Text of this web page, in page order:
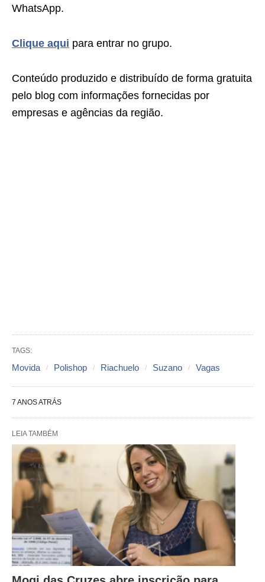
WhatsApp.
Clique aqui para entrar no grupo.
Conteúdo produzido e distribuído de forma gratuita
pelo blog com informações fornecidas por
empresas e agências da região.
TAGS:
Movida Polishop Riachuelo Suzano Vagas
7 ANOS ATRÁS
LEIA TAMBÉM